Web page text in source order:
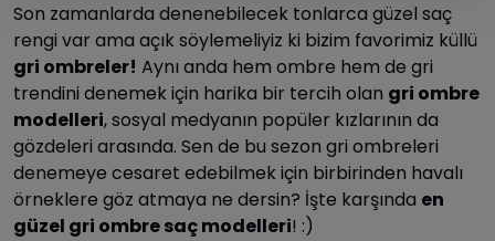
Son zamanlarda denenebilecek tonlarca güzel saç
rengi var ama açık söylemeliyiz ki bizim favorimiz küllü
gri ombreler! Aynı anda hem ombre hem de gri
trendini denemek için harika bir tercih olan gri ombre
modelleri, sosyal medyanın popüler kızlarının da
gözdeleri arasında. Sen de bu sezon gri ombreleri
denemeye cesaret edebilmek için birbirinden havalı
örneklere göz atmaya ne dersin? İşte karşında en
güzel gri ombre saç modelleri! :)